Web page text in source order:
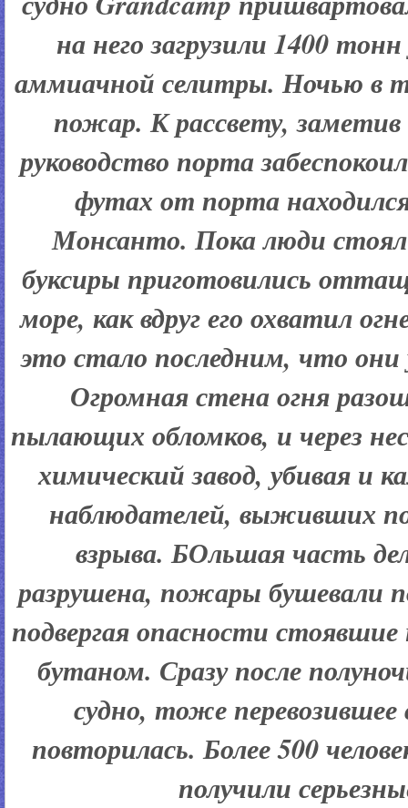
на него загрузили 1400
аммиачной селитры. Ночью в
пожар. К рассвету,
руководство порта
футах от порта
Монсанто. Пока люди
буксиры приготовились
море, как вдруг его охватил
это стало последним, что они
Огромная стена огня
пылающих обломков, и через
химический завод, убивая и
наблюдателей, выживших
взрыва. БОльшая часть
разрушена, пожары бушевали
подвергая опасности стоявшие
бутаном. Сразу после
судно, тоже перевозившее
повторилась. Более 500
получили